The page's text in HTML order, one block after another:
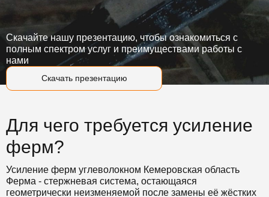
Скачать презентацию
Скачайте нашу презентацию, чтобы ознакомиться с
полным спектром услуг и преимуществами работы с
нами
Для чего требуется усиление
ферм?
Усиление ферм углеволокном Кемеровская область
Ферма - стержневая система, остающаяся
геометрически неизменяемой после замены её жёстких